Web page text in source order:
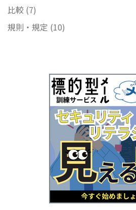
比較 (7)
規則・規定 (10)